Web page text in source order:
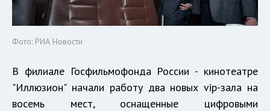
Фото: РИА Новости
В филиале Госфильмофонда России - кинотеатре
"Иллюзион" начали работу два новых vip-зала на
восемь мест, оснащенные цифровыми